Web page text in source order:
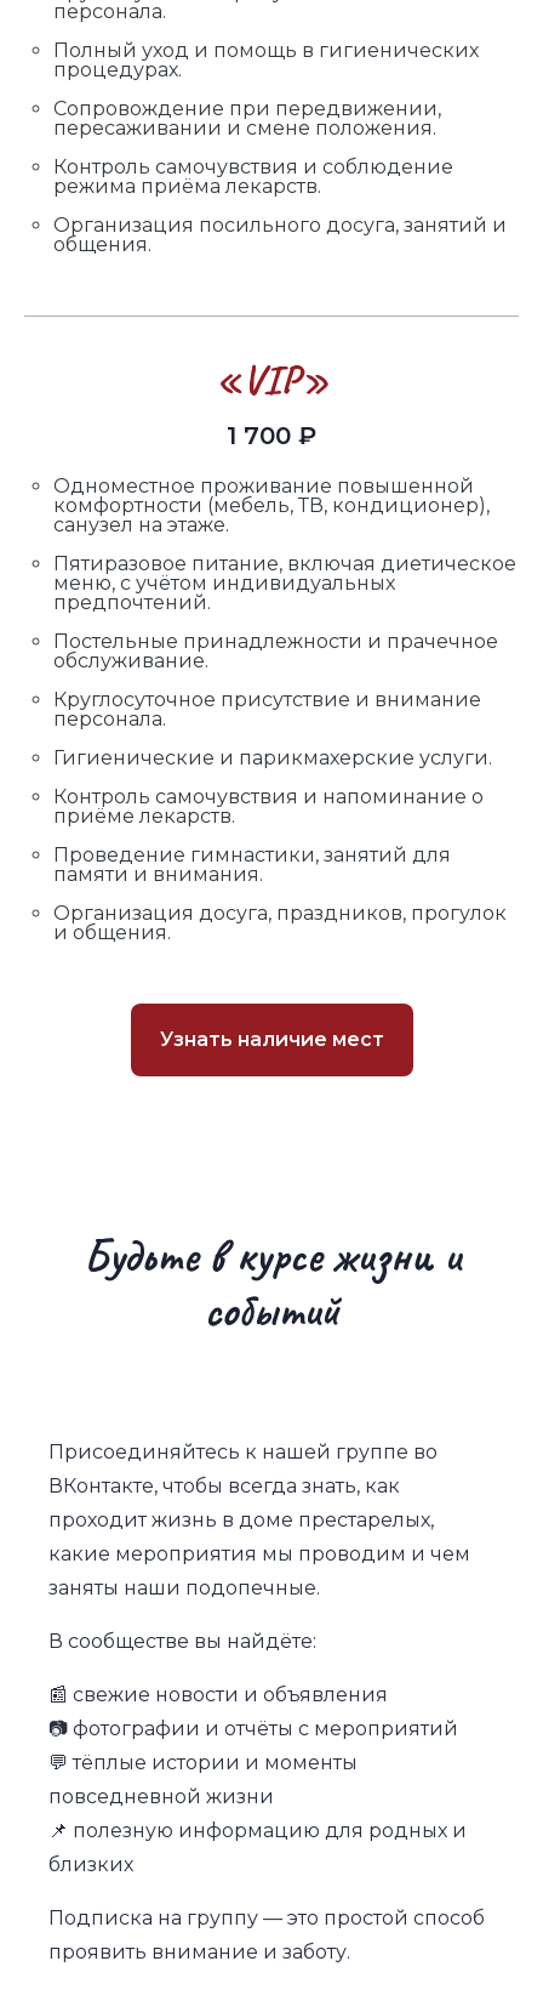
персонала.
Полный уход и помощь в гигиенических
процедурах.
Сопровождение при передвижении,
пересаживании и смене положения.
Контроль самочувствия и соблюдение
режима приёма лекарств.
Организация посильного досуга, занятий и
общения.
«VIP»
1 700 ₽
Одноместное проживание повышенной
комфортности (мебель, ТВ, кондиционер),
санузел на этаже.
Пятиразовое питание, включая диетическое
меню, с учётом индивидуальных
предпочтений.
Постельные принадлежности и прачечное
обслуживание.
Круглосуточное присутствие и внимание
персонала.
Гигиенические и парикмахерские услуги.
Контроль самочувствия и напоминание о
приёме лекарств.
Проведение гимнастики, занятий для
памяти и внимания.
Организация досуга, праздников, прогулок
и общения.
Узнать наличие мест
Будьте в курсе жизни и
событий
Присоединяйтесь к нашей группе во
ВКонтакте, чтобы всегда знать, как
проходит жизнь в доме престарелых,
какие мероприятия мы проводим и чем
заняты наши подопечные.
В сообществе вы найдёте:
📰 свежие новости и объявления
📷 фотографии и отчёты с мероприятий
💬 тёплые истории и моменты
повседневной жизни
📌 полезную информацию для родных и
близких
Подписка на группу — это простой способ
проявить внимание и заботу.